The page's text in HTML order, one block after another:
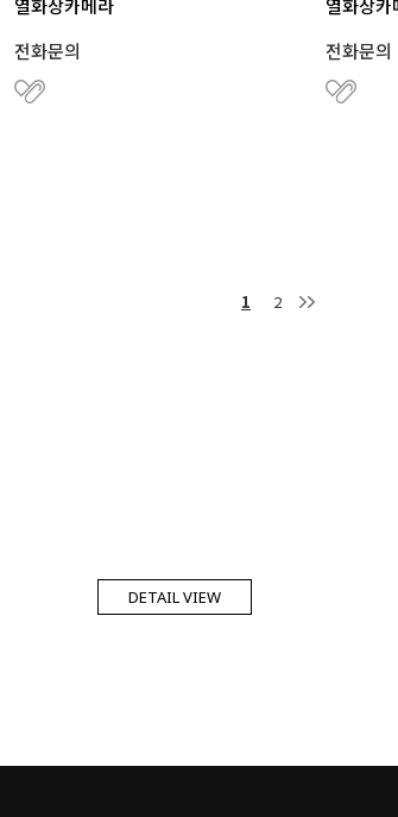
열화상카메라
전화문의
열화상카
전화문의
1 2
DETAIL VIEW